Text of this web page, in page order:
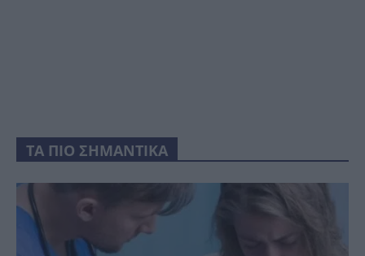
ΤΑ ΠΙΟ ΣΗΜΑΝΤΙΚΑ